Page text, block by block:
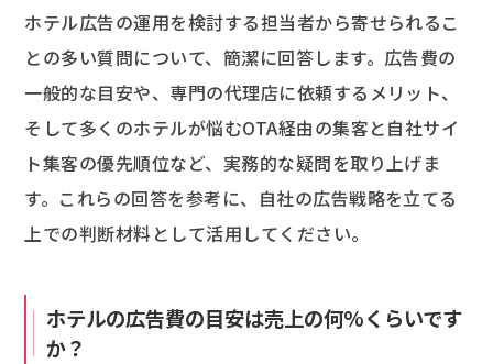
ホテル広告の運用を検討する担当者から寄せられるこ
との多い質問について、簡潔に回答します。広告費の
一般的な目安や、専門の代理店に依頼するメリット、
そして多くのホテルが悩むOTA経由の集客と自社サイ
ト集客の優先順位など、実務的な疑問を取り上げま
す。これらの回答を参考に、自社の広告戦略を立てる
上での判断材料として活用してください。
ホテルの広告費の目安は売上の何%くらいです
か？